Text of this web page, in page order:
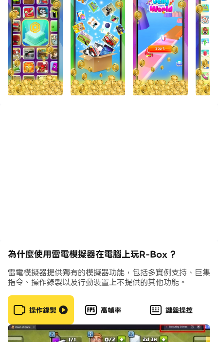
You can easily get free game coins in it.
There are also various lucky gifts!
● Various Games and Easy to learn
● Free daily rewards
為什麼使用雷電模擬器在電腦上玩R-Box ?
雷電模擬器提供獨有的模擬器功能，包括多實例支持、巨集
指令、操作錄製以及行動裝置上不提供的其他功能。
操作錄製 高幀率 鍵盤操控